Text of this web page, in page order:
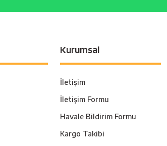
Kurumsal
İletişim
İletişim Formu
Havale Bildirim Formu
Kargo Takibi